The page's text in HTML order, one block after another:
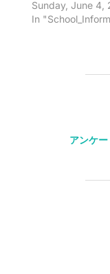
Sunday, June 4,
In
アンケ